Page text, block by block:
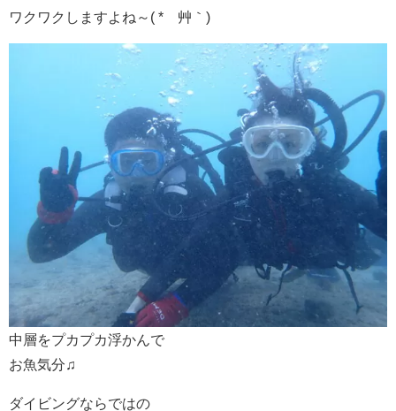
ワクワクしますよね～( *´艸｀)
中層をプカプカ浮かんで
お魚気分♫
ダイビングならではの